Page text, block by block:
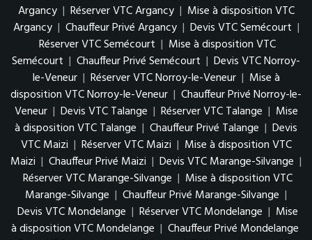
Argancy | Réserver VTC Argancy | Mise à disposition VTC
Argancy | Chauffeur Privé Argancy | Devis VTC Semécourt |
Réserver VTC Semécourt | Mise à disposition VTC
Semécourt | Chauffeur Privé Semécourt | Devis VTC Norroy-
le-Veneur | Réserver VTC Norroy-le-Veneur | Mise à
disposition VTC Norroy-le-Veneur | Chauffeur Privé Norroy-le-
Veneur | Devis VTC Talange | Réserver VTC Talange | Mise
à disposition VTC Talange | Chauffeur Privé Talange | Devis
VTC Maizi | Réserver VTC Maizi | Mise à disposition VTC
Maizi | Chauffeur Privé Maizi | Devis VTC Marange-Silvange |
Réserver VTC Marange-Silvange | Mise à disposition VTC
Marange-Silvange | Chauffeur Privé Marange-Silvange |
Devis VTC Mondelange | Réserver VTC Mondelange | Mise
à disposition VTC Mondelange | Chauffeur Privé Mondelange